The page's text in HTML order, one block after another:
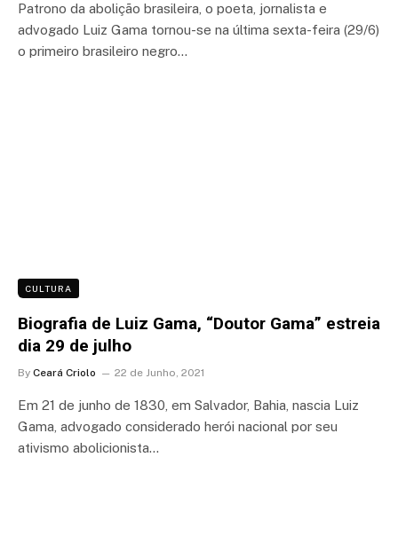
Patrono da abolição brasileira, o poeta, jornalista e
advogado Luiz Gama tornou-se na última sexta-feira (29/6)
o primeiro brasileiro negro…
CULTURA
Biografia de Luiz Gama, “Doutor Gama” estreia
dia 29 de julho
By Ceará Criolo 22 de Junho, 2021
Em 21 de junho de 1830, em Salvador, Bahia, nascia Luiz
Gama, advogado considerado herói nacional por seu
ativismo abolicionista…